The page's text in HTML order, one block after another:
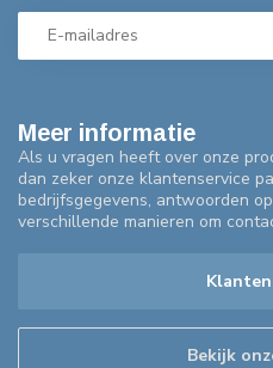
Meer informatie
Als u vragen heeft over onze
dan zeker onze klantenservice
bedrijfsgegevens, antwoorden
verschillende manieren om
Bekijk